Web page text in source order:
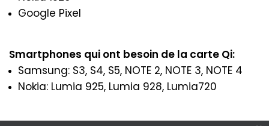
Google Pixel
Smartphones qui ont besoin de la carte Qi:
Samsung: S3, S4, S5, NOTE 2, NOTE 3, NOTE 4
Nokia: Lumia 925, Lumia 928, Lumia720